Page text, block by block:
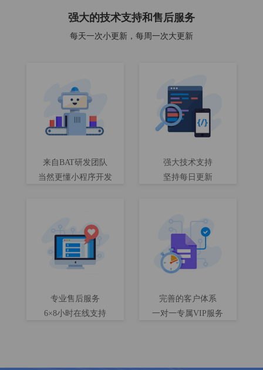
强大的技术支持和售后服务
每天一次小更新，每周一次大更新
来自BAT研发团队
当然更懂小程序开发
强大技术支持
坚持每日更新
专业售后服务
6×8小时在线支持
完善的客户体系
一对一专属VIP服务